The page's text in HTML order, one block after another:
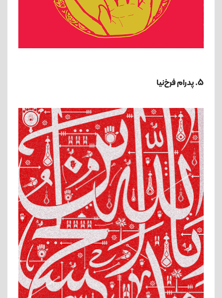
5. پدرام فرخ‌نیا